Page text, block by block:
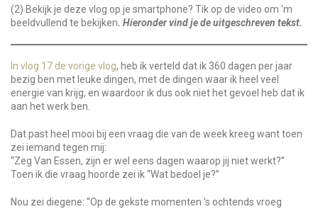
(2) Bekijk je deze vlog op je smartphone? Tik op de video om ‘m
beeldvullend te bekijken. Hieronder vind je de uitgeschreven tekst.
In vlog 17 de vorige vlog, heb ik verteld dat ik 360 dagen per jaar
bezig ben met leuke dingen, met de dingen waar ik heel veel
energie van krijg, en waardoor ik dus ook niet het gevoel heb dat ik
aan het werk ben.
Dat past heel mooi bij een vraag die van de week kreeg want toen
zei iemand tegen mij:
“Zeg Van Essen, zijn er wel eens dagen waarop jij niet werkt?”
Toen ik die vraag hoorde zei ik “Wat bedoel je?”
Nou zei diegene: “Op de gekste momenten ’s ochtends vroeg